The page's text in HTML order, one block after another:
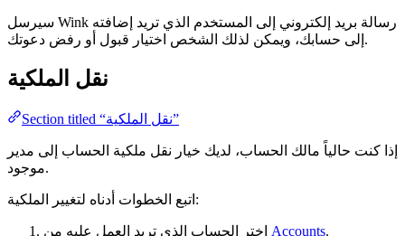
سيرسل Wink رسالة بريد إلكتروني إلى المستخدم الذي تريد إضافته
إلى حسابك، ويمكن لذلك الشخص اختيار قبول أو رفض دعوتك.
نقل الملكية
Section titled “نقل الملكية”
إذا كنت حالياً مالك الحساب، لديك خيار نقل ملكية الحساب إلى مدير
موجود.
اتبع الخطوات أدناه لتغيير الملكية:
Accounts.